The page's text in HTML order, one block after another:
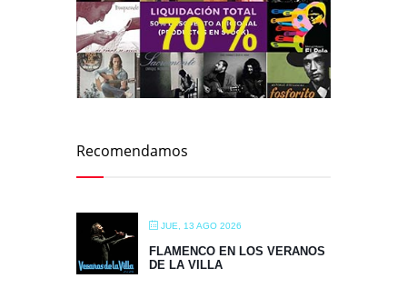
Recomendamos
JUE, 13 AGO 2026
FLAMENCO EN LOS VERANOS
DE LA VILLA